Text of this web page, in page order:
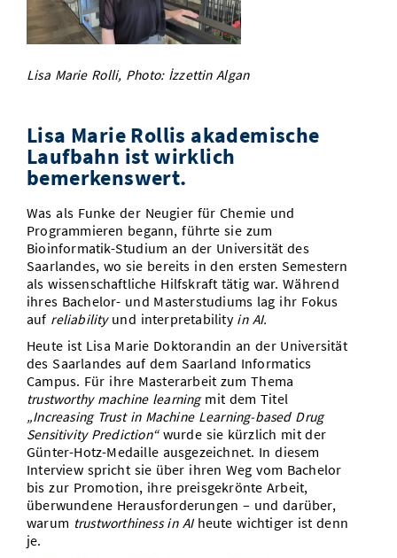
Vom Studium in den Beruf
Study Scheduler
Bibliothek
Start-ups
IT-Themenabend
Ranking
Preise, Auszeichnungen und Förderungen
Kontakt
SIC Podcast
Anfahrt
AnsprechpartnerInnen, Personen, Forschungsgruppen
Alumni
Lisa Marie Rolli, Photo: İzzettin Algan
Lisa Marie Rollis akademische
Laufbahn ist wirklich
bemerkenswert.
Was als Funke der Neugier für Chemie und
Programmieren begann, führte sie zum
Bioinformatik-Studium an der Universität des
Saarlandes, wo sie bereits in den ersten Semestern
als wissenschaftliche Hilfskraft tätig war. Während
ihres Bachelor- und Masterstudiums lag ihr Fokus
auf reliabilityund interpretability in AI.
Heute ist Lisa Marie Doktorandin an der Universität
des Saarlandes auf dem Saarland Informatics
Campus. Für ihre Masterarbeit zum Thema
trustworthy machine learningmit dem Titel
„Increasing Trust in Machine Learning-based Drug
Sensitivity Prediction“wurde sie kürzlich mit der
Günter-Hotz-Medaille ausgezeichnet. In diesem
Interview spricht sie über ihren Weg vom Bachelor
bis zur Promotion, ihre preisgekrönte Arbeit,
überwundene Herausforderungen – und darüber,
warum trustworthiness in AI heute wichtiger ist denn
je.